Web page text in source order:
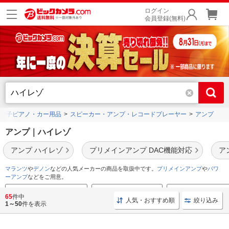
ログイン
会員登録(無料)
子ピアノ・カー用品 スピーカー・アンプ・レコードプレーヤー アンプ
アンプ｜ハイレゾ
アンプ ハイレゾ プリメインアンプ DAC機能対応 ア
マランツやデノンなどの人気メーカーの商品を取扱中です。 プリメインアンプやパワ
ーアンプなどをご用意。
ピュアオーディオを始めよう プリメインアンプ特集
65件中
1～50件を表示 人気・おすすめ順 絞り込み